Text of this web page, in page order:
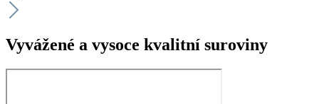
Vyvážené a vysoce kvalitní suroviny